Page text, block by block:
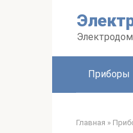
Приборы
Главная »